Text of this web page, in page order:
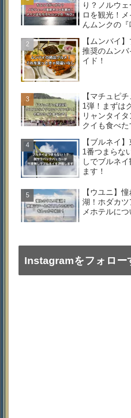
り？ノルウ
ロを観光！
んムンクの『
【ムンバイ
推奨のムン
イド！
【マチュピ
1弾！まずは
リャンタイタ
クイも食べた
【ブルネイ
1番つまらな
しでブルネ
ます！
【ウユニ】
湖！ホダカツ
メホテルにつ
Instagramをフォロー